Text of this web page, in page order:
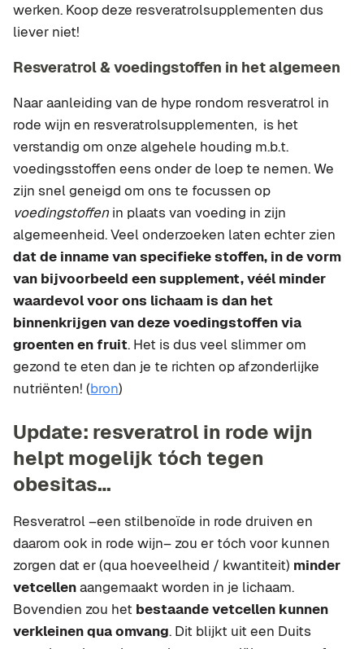
werken. Koop deze resveratrolsupplementen dus
liever niet!
Resveratrol & voedingstoffen in het algemeen
Naar aanleiding van de hype rondom resveratrol in
rode wijn en resveratrolsupplementen, is het
verstandig om onze algehele houding m.b.t.
voedingsstoffen eens onder de loep te nemen. We
zijn snel geneigd om ons te focussen op
voedingstoffen in plaats van voeding in zijn
algemeenheid. Veel onderzoeken laten echter zien
dat de inname van specifieke stoffen, in de vorm
van bijvoorbeeld een supplement, véél minder
waardevol voor ons lichaam is dan het
binnenkrijgen van deze voedingstoffen via
groenten en fruit. Het is dus veel slimmer om
gezond te eten dan je te richten op afzonderlijke
nutriënten! (bron)
Update: resveratrol in rode wijn
helpt mogelijk tóch tegen
obesitas…
Resveratrol –een stilbenoïde in rode druiven en
daarom ook in rode wijn– zou er tóch voor kunnen
zorgen dat er (qua hoeveelheid / kwantiteit) minder
vetcellenaangemaakt worden in je lichaam.
Bovendien zou het bestaande vetcellen kunnen
verkleinen qua omvang. Dit blijkt uit een Duits